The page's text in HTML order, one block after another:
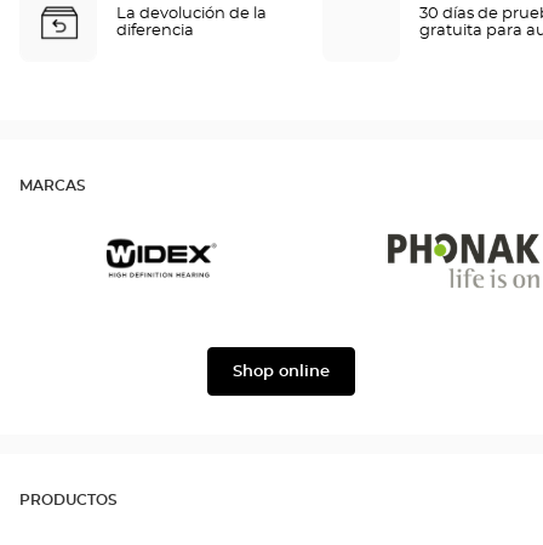
La devolución de la
diferencia
30 días de
gratuita para
MARCAS
Shop online
PRODUCTOS